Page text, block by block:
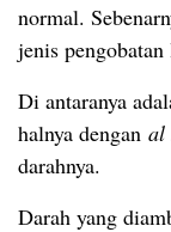
normal.
jenis
Di antaranya
halnya dengan al
darahnya.
Darah yang